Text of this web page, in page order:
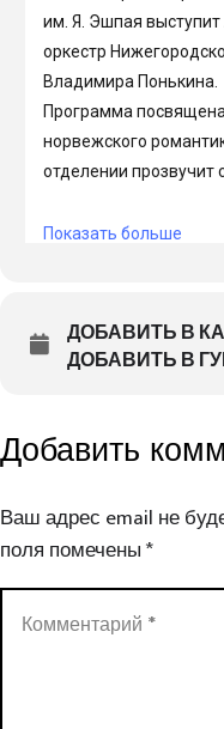
ДОБАВИТЬ В
ДОБАВИТЬ В
Добавить
Ваш адрес email не
поля помечены*